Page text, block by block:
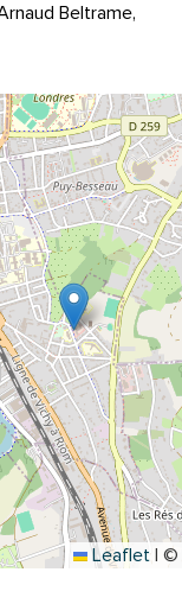
Beltrame,
Leaflet | ©